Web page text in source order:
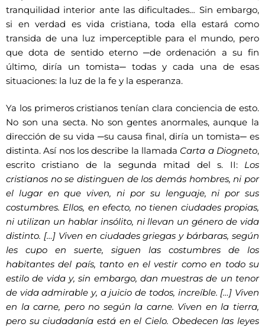
tranquilidad interior ante las dificultades… Sin embargo,
si en verdad es vida cristiana, toda ella estará como
transida de una luz imperceptible para el mundo, pero
que dota de sentido eterno ─de ordenación a su fin
último, diría un tomista─ todas y cada una de esas
situaciones: la luz de la fe y la esperanza.
Ya los primeros cristianos tenían clara conciencia de esto.
No son una secta. No son gentes anormales, aunque la
dirección de su vida ─su causa final, diría un tomista─ es
distinta. Así nos los describe la llamada Carta a Diogneto,
escrito cristiano de la segunda mitad del s. II: Los
cristianos no se distinguen de los demás hombres, ni por
el lugar en que viven, ni por su lenguaje, ni por sus
costumbres. Ellos, en efecto, no tienen ciudades propias,
ni utilizan un hablar insólito, ni llevan un género de vida
distinto. […] Viven en ciudades griegas y bárbaras, según
les cupo en suerte, siguen las costumbres de los
habitantes del país, tanto en el vestir como en todo su
estilo de vida y, sin embargo, dan muestras de un tenor
de vida admirable y, a juicio de todos, increíble. […] Viven
en la carne, pero no según la carne. Viven en la tierra,
pero su ciudadanía está en el Cielo. Obedecen las leyes